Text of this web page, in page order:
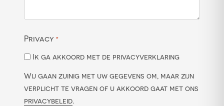
Privacy *
Ik ga akkoord met de privacyverklaring
Wij gaan zuinig met uw gegevens om, maar zijn
verplicht te vragen of u akkoord gaat met ons
privacybeleid.